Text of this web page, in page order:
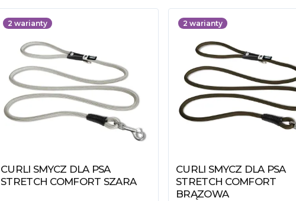
2 warianty
Zobacz produkt
CURLI SMYCZ DLA PSA
STRETCH COMFORT SZARA
2 warianty
Zobacz produkt
CURLI SMYCZ DLA PSA
STRETCH COMFORT
BRĄZOWA